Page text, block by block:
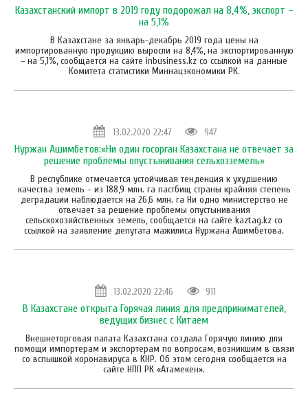
Казахстанский импорт в 2019 году подорожал на 8,4%, экспорт –
на 5,1%
В Казахстане за январь-декабрь 2019 года цены на
импортированную продукцию выросли на 8,4%, на экспортированную
– на 5,1%, сообщается на сайте inbusiness.kz со ссылкой на данные
Комитета статистики Миннацэкономики РК.
13.02.2020 22:47 947
Нуржан Ашимбетов:«Ни один госорган Казахстана не отвечает за
решение проблемы опустынивания сельхозземель»
В республике отмечается устойчивая тенденция к ухудшению
качества земель – из 188,9 млн. га пастбищ страны крайняя степень
деградации наблюдается на 26,6 млн. га Ни одно министерство не
отвечает за решение проблемы опустынивания
сельскохозяйственных земель, сообщается на сайте kaztag.kz со
ссылкой на заявление депутата мажилиса Нуржана Ашимбетова.
13.02.2020 22:46 911
В Казахстане открыта Горячая линия для предпринимателей,
ведущих бизнес с Китаем
Внешнеторговая палата Казахстана создала Горячую линию для
помощи импортерам и экспортерам по вопросам, возникшим в связи
со вспышкой коронавируса в КНР. Об этом сегодня сообщается на
сайте НПП РК «Атамекен».